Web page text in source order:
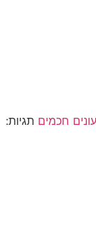
חכמים תגיות: